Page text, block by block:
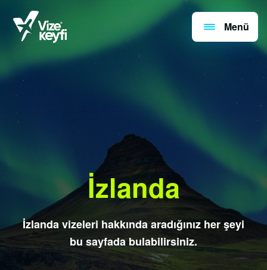
Menü
İzlanda
İzlanda vizeleri hakkında aradığınız her şeyi
bu sayfada bulabilirsiniz.